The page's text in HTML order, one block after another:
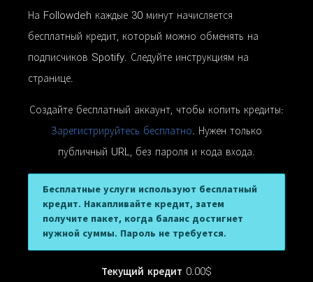
На Followdeh каждые 30 минут начисляется
бесплатный кредит, который можно обменять на
подписчиков Spotify. Следуйте инструкциям на
странице.
Создайте бесплатный аккаунт, чтобы копить кредиты:
Зарегистрируйтесь бесплатно. Нужен только
публичный URL, без пароля и кода входа.
Бесплатные услуги используют бесплатный
кредит. Накапливайте кредит, затем
получите пакет, когда баланс достигнет
нужной суммы. Пароль не требуется.
Текущий кредит 0.00$